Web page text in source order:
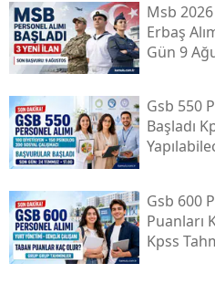
Msb
Erbaş
Gün 9
Gsb 550
Başladı
Gsb 600
Puanları
Kpss